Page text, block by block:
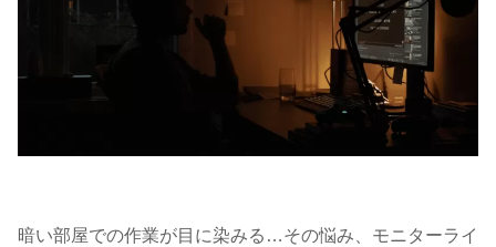
暗い部屋での作業が目に染みる…その悩み、モニターライ